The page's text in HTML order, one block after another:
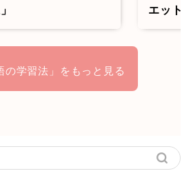
エット
の学習法」をもっと見る